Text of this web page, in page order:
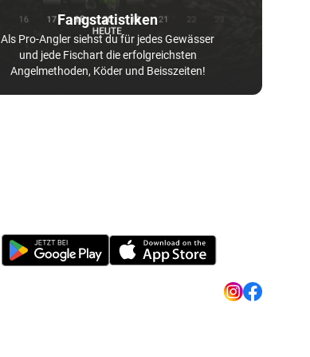
Fangstatistiken
Als Pro-Angler siehst du für jedes Gewässer
und jede Fischart die erfolgreichsten
Angelmethoden, Köder und Beisszeiten!